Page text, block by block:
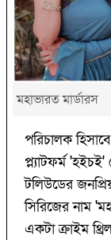
মহাভারত মার্ডারস
পরিচালক
প্ল্যাটফর্ম
টলিউডের
সিরিজের নাম
একটা ক্রাইম